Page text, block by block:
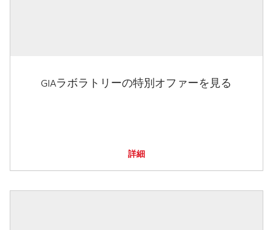
GIAラボラトリーの特別オファーを見る
詳細